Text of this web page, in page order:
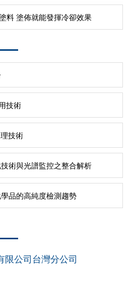
料 塗佈就能發揮冷卻效果
技術
技術
術與光譜監控之整合解析
品的高純度檢測趨勢
限公司台灣分公司